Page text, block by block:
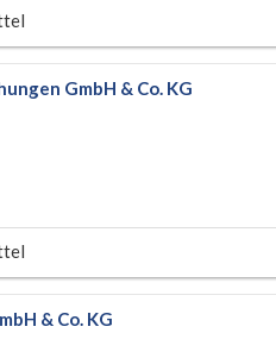
GmbH & Co. KG
& Co. KG